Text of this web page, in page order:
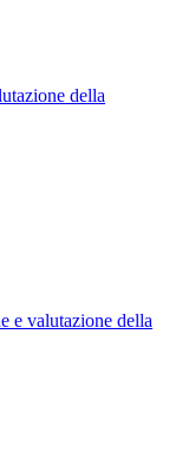
della
e valutazione della